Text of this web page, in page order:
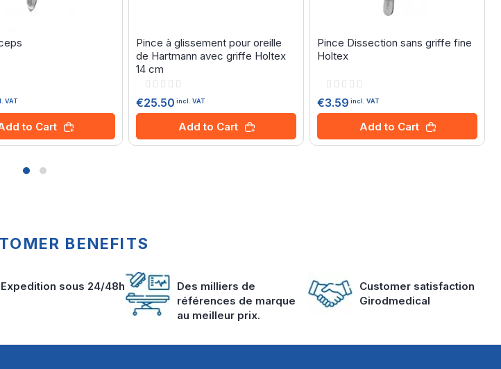
VAT
to Cart
Pince à glissement pour oreille
de Hartmann avec griffe Holtex
14 cm
Rating:
€25.50 incl. VAT
Add to Cart
Pince Dissection sans griffe fine
Holtex
Rating:
€3.59 incl. VAT
Add to Cart
BENEFITS
Expedition sous 24/48h
Des milliers de
références de marque
au meilleur prix.
Customer satisfaction
Girodmedical